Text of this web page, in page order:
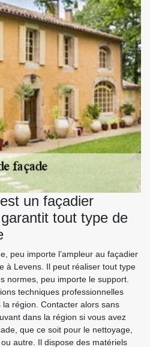
un façadier
tout type de
peu importe l’ampleur au façadier
à Levens. Il peut réaliser tout type
normes, peu importe le support.
techniques professionnelles
région. Contacter alors sans
dans la région si vous avez
que ce soit pour le nettoyage,
autre. Il dispose des matériels